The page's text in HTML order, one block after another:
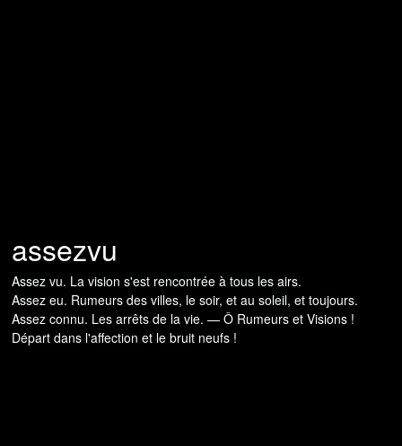
assezvu
Assez vu. La vision s'est rencontrée à tous les airs.
Assez eu. Rumeurs des villes, le soir, et au soleil, et toujours.
Assez connu. Les arrêts de la vie. — Ô Rumeurs et Visions !
Départ dans l'affection et le bruit neufs !